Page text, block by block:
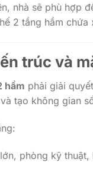
nhà sẽ phù hợp
2 tầng hầm chứa
trúc và
hầm phải giải
tạo không gian
phòng kỹ